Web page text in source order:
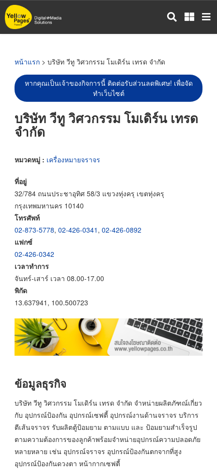
ข้าม
ไป
หน้าแรก > บริษัท วีทู วิศวกรรม โมเดิร์น เทรด จำกัด
หากคุณเป็นเจ้าของกิจการนี้ ติดต่อรับส่วนลดพิเศษ! เพื่อจัด
ทำเว็บไซต์
บริษัท วีทู วิศวกรรม โมเดิร์น เทรด
จำกัด
หมวดหมู่ : เครื่องหมายจราจร
ที่อยู่
32/784 ถนนประชาอุทิศ 58/3 แขวงทุ่งครุ เขตทุ่งครุ
กรุงเทพมหานคร 10140
โทรศัพท์
02-873-5778, 02-426-0341 , 02-426-0892
แฟกซ์
02-426-0342
เวลาทำการ
จันทร์-เสาร์ เวลา 08.00-17.00
พิกัด
13.637941, 100.500723
ข้อมูลธุรกิจ
บริษัท วีทู วิศวกรรม โมเดิร์น เทรด จำกัด จำหน่ายผลิตภัฑณ์เกี่ยว
กับ อุปกรณ์ป้องกัน อุปกรณ์เซฟตี้ อุปกรณ์งานด้านจราจร บริการ
ตีเส้นจราจร รับผลิตตู้ป้อมยาม ตามแบบ และ ป้อมยามสำเร็จรูป
ตามความต้องการของลูกค้าพร้อมจำหน่ายอุปกรณ์ความปลอดภัย
หลายหลาย เช่น อุปกรณ์จราจร อุปกรณ์ป้องกันตกจากที่สูง
อุปกรณ์ป้องกันดวงตา หน้ากากเซฟตี้